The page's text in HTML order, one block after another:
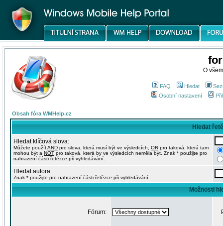
O
FAQ Hledat
Osobní nastavení
Obsah fóra WMHelp.cz
Hledat
Hledat klíčová slova:
Můžete použítAND pro slova, která musí být ve výsledcích, OR pro taková, která tam
mohou být a NOT pro taková, která by ve výsledcích neměla být. Znak * použijte pro
nahrazení části řetězce při vyhledávání.
Hledat autora:
Znak * použijte pro nahrazení části řetězce při vyhledávání
Možnosti
Fórum: